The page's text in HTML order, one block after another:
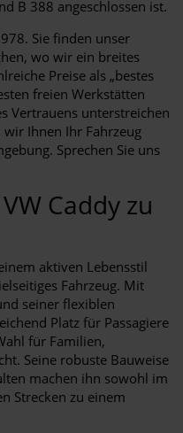
B 388 angeschlossen ist.
Sie finden unser
wo wir ein breites
Preise als „bestes
freien Werkstätten
Vertrauens unterstreichen
Ihnen Ihr Fahrzeug
Sprechen Sie uns
Caddy zu
aktiven Lebensstil
Fahrzeug. Mit
seiner flexiblen
Platz für Passagiere
für Familien,
Seine robuste Bauweise
machen ihn sowohl im
Strecken zu einem